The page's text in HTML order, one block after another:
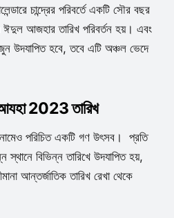
চান্দ্রের পরিবর্তে একটি সৌর বছর
ঈদুল আজহার তারিখ পরিবর্তন হয়। এবং
হবে, তবে এটি অঞ্চল ভেদে
2023 তারিখ
পরিচিত একটি গণ উৎসব। প্রতি
বিভিন্ন তারিখে উদযাপিত হয়,
আন্তর্জাতিক তারিখ রেখা থেকে